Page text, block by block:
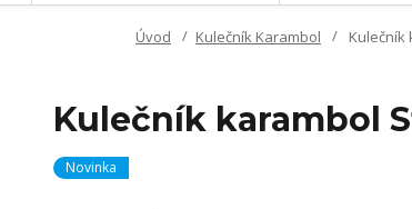
Úvod Kulečník Karambol Kulečník
Kulečník karambol
Novinka